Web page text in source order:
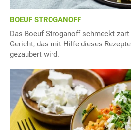
BOEUF STROGANOFF
Das Boeuf Stroganoff schmeckt
Gericht, das mit Hilfe dieses
gezaubert wird.